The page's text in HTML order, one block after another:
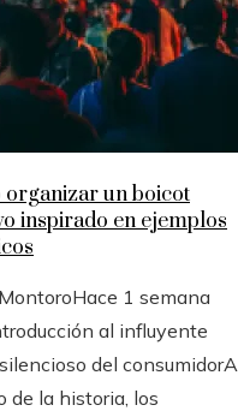
organizar un boicot
inspirado en ejemplos
Hace 1 semana
al influyente
del consumidorA
de la historia, los